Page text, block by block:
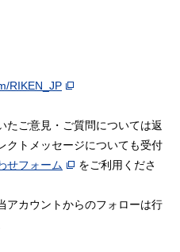
RIKEN_JP
ご意見・ご質問については返
クトメッセージについても受付
せフォーム
をご利用くださ
アカウントからのフォローは行